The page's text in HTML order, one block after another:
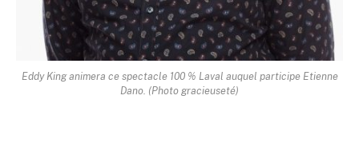
Eddy King animera ce spectacle 100 % Laval auquel participe Etienne
Dano. (Photo gracieuseté)